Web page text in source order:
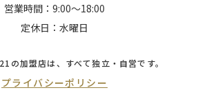
営業時間：9:00～18:00
定休日：水曜日
の加盟店は、 すべて独立・自営です。
プライバシーポリシー